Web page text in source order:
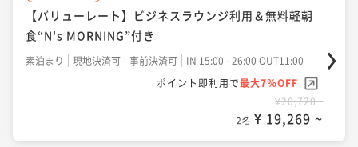
【バリューレート】ビジネスラウンジ利用＆無料軽朝
食“N's MORNING”付き
素泊まり 現地決済可 事前決済可
IN 15:00 - 26:00 OUT11:00
ポイント即利用で最大7％OFF
¥20,720~
2名 ¥ 19,269 ~